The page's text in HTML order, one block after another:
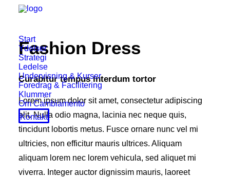
Start
Ydelser
Strategi
Ledelse
Undervisning & Kurser
Foredrag & Facilitering
Klummer
Om Cambiamento
Kontakt
Fashion Dress
Curabitur tempus interdum tortor
Lorem ipsum dolor sit amet, consectetur adipiscing
elit. Nulla odio magna, lacinia nec neque quis,
tincidunt lobortis metus. Fusce ornare nunc vel mi
ultricies, non efficitur mauris ultrices. Aliquam
aliquam lorem nec lorem vehicula, sed aliquet mi
viverra. Integer auctor dignissim mauris, laoreet